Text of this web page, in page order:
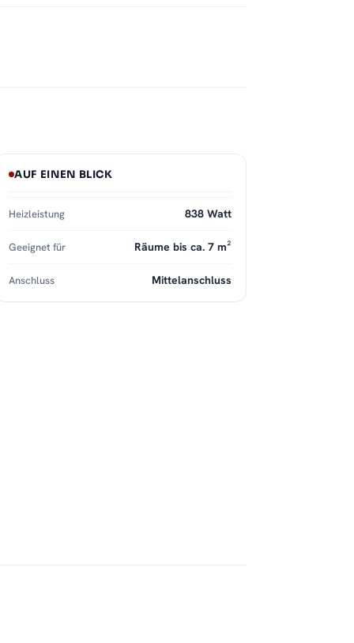
AUF EINEN BLICK
Heizleistung 838 Watt
Geeignet für Räume bis ca. 7 m²
Anschluss Mittelanschluss